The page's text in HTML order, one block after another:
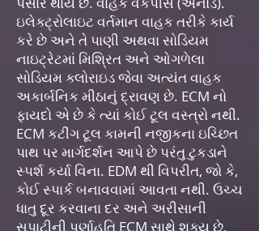
ઇલેક્ટ્રોલાઇટ વર્તમાન વાહક તરીકે કાર્ય
કરે છે અને તે પાણી અથવા સોડિયમ
નાઇટ્રેટમાં મિશ્રિત અને ઓગળેલા
સોડિયમ ક્લોરાઇડ જેવા અત્યંત વાહક
અકાર્બનિક મીઠાનું દ્રાવણ છે. ECM નો
ફાયદો એ છે કે ત્યાં કોઈ ટૂલ વસ્ત્રો નથી.
ECM કટીંગ ટૂલ કામની નજીકના ઇચ્છિત
પાથ પર માર્ગદર્શન આપે છે પરંતુ ટુકડાને
સ્પર્શ કર્યા વિના. EDM થી વિપરીત, જો કે,
કોઈ સ્પાર્ક બનાવવામાં આવતા નથી. ઉચ્ચ
ધાતુ દૂર કરવાના દર અને અરીસાની
સપાટીની પૂર્ણાહુતિ ECM સાથે શક્ય છે,